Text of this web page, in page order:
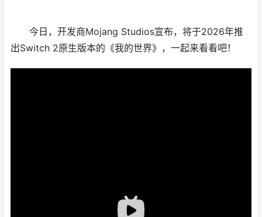
今日，开发商Mojang Studios宣布，将于2026年推
出Switch 2原生版本的《我的世界》，一起来看看吧！